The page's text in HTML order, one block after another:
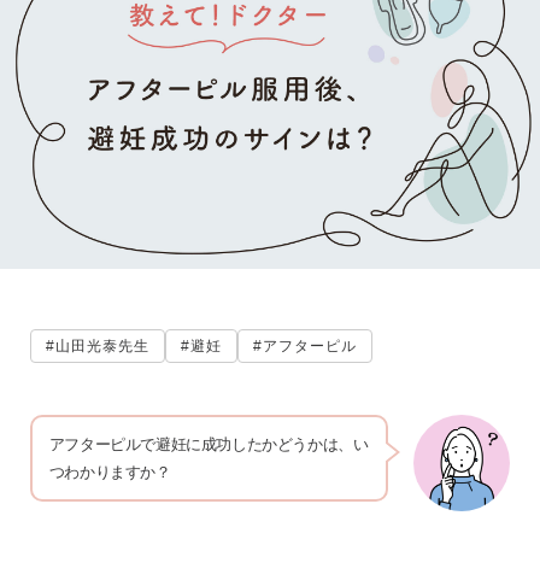
#山田光泰先生 #避妊 #アフターピル
アフターピルで避妊に成功したかどうかは、い
つわかりますか？